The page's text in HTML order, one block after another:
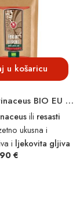
u košaricu
Hericium erinaceus BIO EU podrijetlo 125 g
ili resasti
ukusna i
i ljekovita gljiva
€